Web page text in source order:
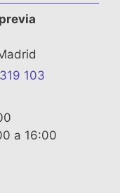
103
a 16:00